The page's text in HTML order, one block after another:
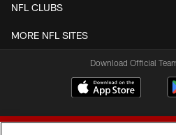
NFL CLUBS
MORE NFL SITES
Download Official